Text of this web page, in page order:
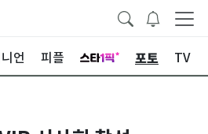
언 피플 포토 TV